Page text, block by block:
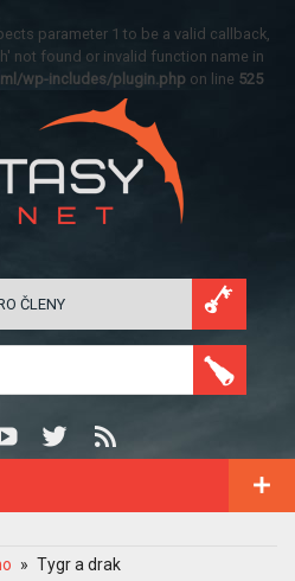
parameter 1 to be a valid callback,
not found or invalid function name in
wp-includes/plugin.php on line 525
ČLENY
Tygr a drak